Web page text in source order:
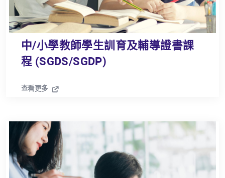
中/小學教師學生訓育及輔導證書課
程 (SGDS/SGDP)
查看更多